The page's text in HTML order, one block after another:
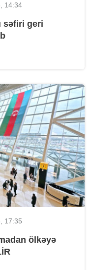
14:34
səfiri geri
17:35
ölkəyə